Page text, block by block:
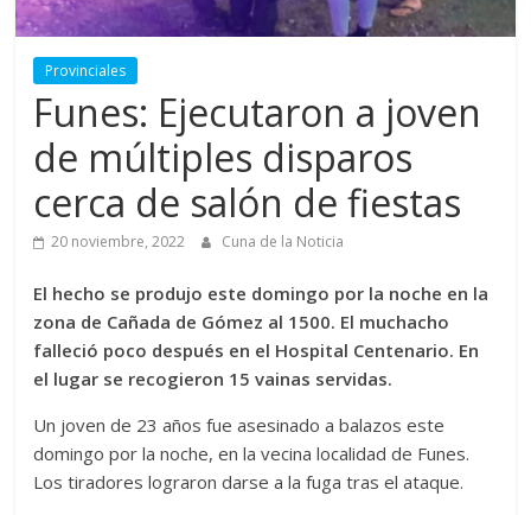
Provinciales
Funes: Ejecutaron a joven
de múltiples disparos
cerca de salón de fiestas
20 noviembre, 2022 Cuna de la Noticia
El hecho se produjo este domingo por la noche en la
zona de Cañada de Gómez al 1500. El muchacho
falleció poco después en el Hospital Centenario. En
el lugar se recogieron 15 vainas servidas.
Un joven de 23 años fue asesinado a balazos este
domingo por la noche, en la vecina localidad de Funes.
Los tiradores lograron darse a la fuga tras el ataque.